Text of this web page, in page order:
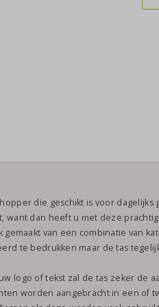
die geschikt is voor
want dan heeft u met deze
gemaakt van een combinatie van
te bedrukken maar de tas
logo of tekst zal de tas zeker de
worden aangebracht in een of